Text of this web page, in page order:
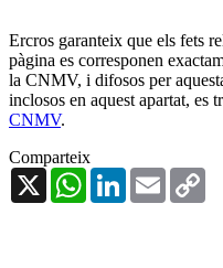
Ercros garanteix que els fets
pàgina es corresponen
la CNMV, i difosos per
inclosos en aquest apartat, es
CNMV.
Comparteix
X
WhatsAppLinkedInEmail